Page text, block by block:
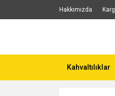
Hakkımızda
Kahvaltılıklar